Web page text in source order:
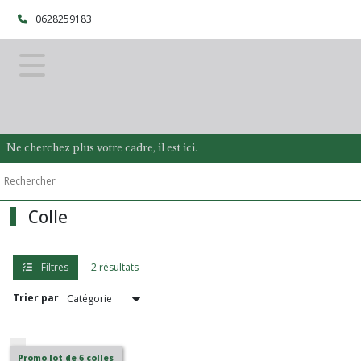
0628259183
Ne cherchez plus votre cadre, il est ici.
Colle
Filtres 2 résultats
Trier par
Promo lot de 6 colles
Fermer
FILTRES
Renfort
et
accessoire
Hydrosoluble
(7)
Mousse